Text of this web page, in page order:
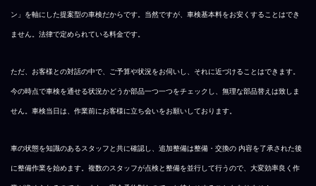
ン」を軸にした提案型の車検だからです。当然ですが、車検基本料をお安くすることはでき
ません。法律で定められている料金です。
ただ、お客様との対話の中で、ご予算や状況をお伺いし、それに近づけることはできます。
今の時点で車検を通せる状況かどうか部品一つ一つをチェックし、無理な部品替えは致しま
せん。車検当日は、作業前にお客様に立ち会いをお願いしております。
車の状態を知識のあるスタッフと共に確認し、追加整備は整備・交換の 内容を了承された後
に整備作業を始めます。複数のスタッフが点検と整備を並行して行うので、大変効率良く作